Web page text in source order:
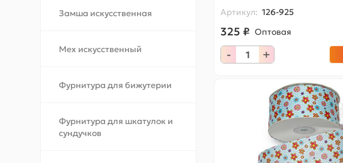
Замша искусственная
Мех искусственный
Фурнитура для бижутерии
Фурнитура для шкатулок и
сундучков
Артикул: 126-925
325 ₽ Оптовая
- +